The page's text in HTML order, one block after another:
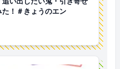
！＃きょうのエン